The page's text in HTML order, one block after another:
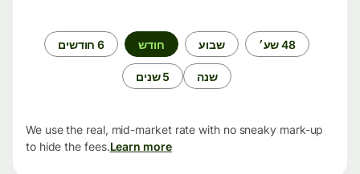
48 שע׳ שבוע חודש 6 חודשים
שנה 5 שנים
We use the real, mid-market rate with no sneaky mark-up
to hide the fees.Learn more